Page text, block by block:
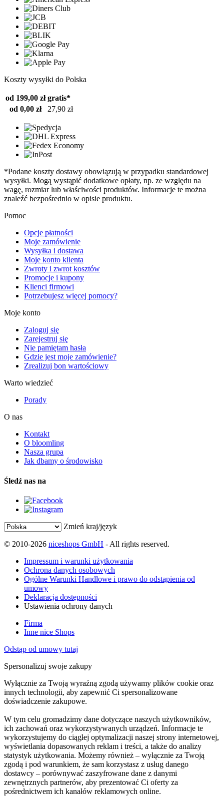
Koszty wysyłki do Polska
od 199,00 zł gratis*
od 0,00 zł
27,90 zł
*Podane koszty dostawy obowiązują w przypadku standardowej
wysyłki. Mogą wystąpić dodatkowe opłaty, np. ze względu na
wagę, rozmiar lub właściwości produktów. Informacje te można
znaleźć bezpośrednio w opisie produktu.
Pomoc
Opcje płatności
Moje zamówienie
Wysyłka i dostawa
Moje konto klienta
Zwroty i zwrot kosztów
Promocje i kupony
Klienci firmowi
Potrzebujesz więcej pomocy?
Moje konto
Zaloguj się
Zarejestruj się
Nie pamiętam hasła
Gdzie jest moje zamówienie?
Zrealizuj bon wartościowy
Warto wiedzieć
Porady
O nas
Kontakt
O bloomling
Nasza grupa
Jak dbamy o środowisko
Śledź nas na
Zmień kraj/język
© 2010-2026 niceshops GmbH - All rights reserved.
Impressum i warunki użytkowania
Ochrona danych osobowych
Ogólne Warunki Handlowe i prawo do odstąpienia od
umowy
Deklaracja dostępności
Ustawienia ochrony danych
Firma
Inne nice Shops
Odstąp od umowy tutaj
Spersonalizuj swoje zakupy
Wyłącznie za Twoją wyraźną zgodą używamy plików cookie oraz
innych technologii, aby zapewnić Ci spersonalizowane
doświadczenie zakupowe.
W tym celu gromadzimy dane dotyczące naszych użytkowników,
ich zachowań oraz wykorzystywanych urządzeń. Informacje te
wykorzystujemy do ciągłej optymalizacji naszej strony internetowej,
wyświetlania dopasowanych reklam i treści, a także do analizy
statystyk użytkowania. Możemy również – wyłącznie za Twoją
zgodą i pod warunkiem, że sam korzystasz z usług danego
dostawcy – porównywać zaszyfrowane dane z danymi
zewnętrznych partnerów, aby prezentować Ci oferty za
pośrednictwem ich kanałów reklamowych online.